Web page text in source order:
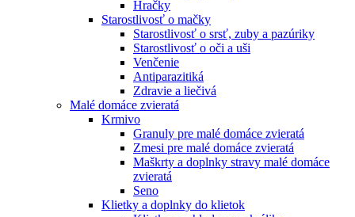
Hračky
Starostlivosť o mačky
Starostlivosť o srsť, zuby a pazúriky
Starostlivosť o oči a uši
Venčenie
Antiparazitiká
Zdravie a liečivá
Malé domáce zvieratá
Krmivo
Granuly pre malé domáce zvieratá
Zmesi pre malé domáce zvieratá
Maškrty a doplnky stravy malé domáce
zvieratá
Seno
Klietky a doplnky do klietok